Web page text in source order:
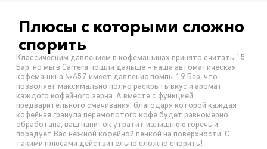
Плюсы с которыми сложно
спорить
Классическим давлением в кофемашинах принято считать 15
Бар, но мы в Carrera пошли дальше – наша автоматическая
кофемашина №657 имеет давление помпы 19 Бар, что
позволяет максимально полно раскрыть вкус и аромат
каждого кофейного зерна. А вместе с функцией
предварительного смачивания, благодаря которой каждая
кофейная гранула перемолотого кофе будет равномерно
обработана, ваш напиток утратит излишнюю горечь и
порадует Вас нежной кофейной пенкой на поверхности. С
такими плюсами действительно сложно спорить!